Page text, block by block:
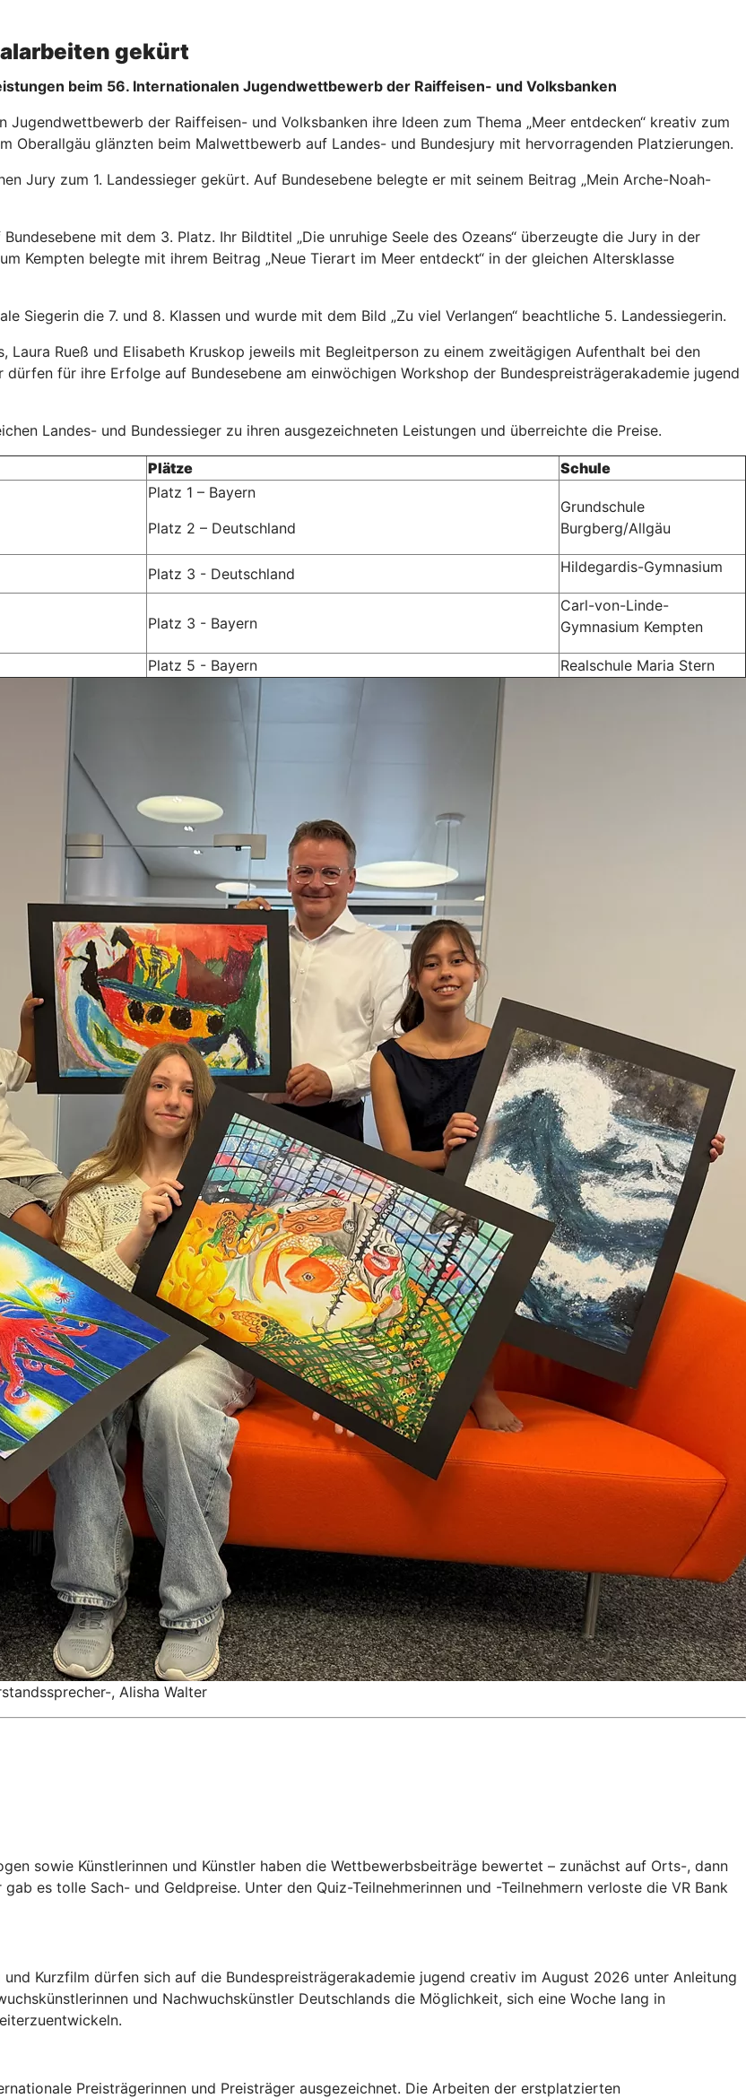
gekürt
beim 56. Internationalen Jugendwettbewerb der Raiffeisen- und Volksbanken
der Raiffeisen- und Volksbanken ihre Ideen zum Thema „Meer entdecken“ kreativ zum
Oberallgäu glänzten beim Malwettbewerb auf Landes- und Bundesjury mit hervorragenden Platzierungen.
Jury zum 1. Landessieger gekürt. Auf Bundesebene belegte er mit seinem Beitrag „Mein Arche-Noah-
mit dem 3. Platz. Ihr Bildtitel „Die unruhige Seele des Ozeans“ überzeugte die Jury in der
Kempten belegte mit ihrem Beitrag „Neue Tierart im Meer entdeckt“ in der gleichen Altersklasse
Siegerin die 7. und 8. Klassen und wurde mit dem Bild „Zu viel Verlangen“ beachtliche 5. Landessiegerin.
Laura Rueß und Elisabeth Kruskop jeweils mit Begleitperson zu einem zweitägigen Aufenthalt bei den
für ihre Erfolge auf Bundesebene am einwöchigen Workshop der Bundespreisträgerakademie jugend
Landes- und Bundessieger zu ihren ausgezeichneten Leistungen und überreichte die Preise.
Plätze Schule
Platz 1 – Bayern
Platz 2 – Deutschland
Grundschule
Burgberg/Allgäu
Platz 3 - Deutschland Hildegardis-Gymnasium
Platz 3 - Bayern
Carl-von-Linde-
Gymnasium Kempten
Platz 5 - Bayern Realschule Maria Stern
, Alisha Walter
sowie Künstlerinnen und Künstler haben die Wettbewerbsbeiträge bewertet – zunächst auf Orts-, dann
es tolle Sach- und Geldpreise. Unter den Quiz-Teilnehmerinnen und -Teilnehmern verloste die VR Bank
Kurzfilm dürfen sich auf die Bundespreisträgerakademie jugend creativ im August 2026 unter Anleitung
und Nachwuchskünstler Deutschlands die Möglichkeit, sich eine Woche lang in
Preisträgerinnen und Preisträger ausgezeichnet. Die Arbeiten der erstplatzierten